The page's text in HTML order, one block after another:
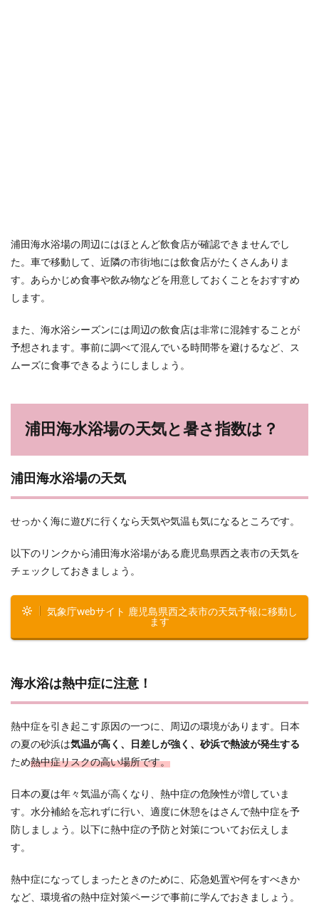
浦田海水浴場の周辺にはほとんど飲食店が確認できませんでし
た。車で移動して、近隣の市街地には飲食店がたくさんありま
す。あらかじめ食事や飲み物などを用意しておくことをおすすめ
します。
また、海水浴シーズンには周辺の飲食店は非常に混雑することが
予想されます。事前に調べて混んでいる時間帯を避けるなど、ス
ムーズに食事できるようにしましょう。
浦田海水浴場の天気と暑さ指数は？
浦田海水浴場の天気
せっかく海に遊びに行くなら天気や気温も気になるところです。
以下のリンクから浦田海水浴場がある鹿児島県西之表市の天気を
チェックしておきましょう。
気象庁webサイト 鹿児島県西之表市の天気予報に移動し
ます
海水浴は熱中症に注意！
熱中症を引き起こす原因の一つに、周辺の環境があります。日本
の夏の砂浜は気温が高く、日差しが強く、砂浜で熱波が発生する
ため熱中症リスクの高い場所です。
日本の夏は年々気温が高くなり、熱中症の危険性が増していま
す。水分補給を忘れずに行い、適度に休憩をはさんで熱中症を予
防しましょう。以下に熱中症の予防と対策についてお伝えしま
す。
熱中症になってしまったときのために、応急処置や何をすべきか
など、環境省の熱中症対策ページで事前に学んでおきましょう。